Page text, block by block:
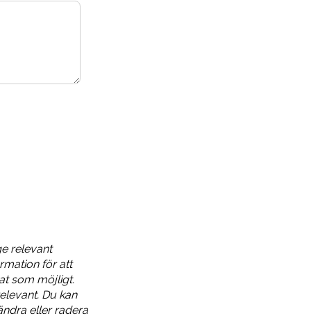
relevant
för att
som möjligt.
Du kan
eller radera